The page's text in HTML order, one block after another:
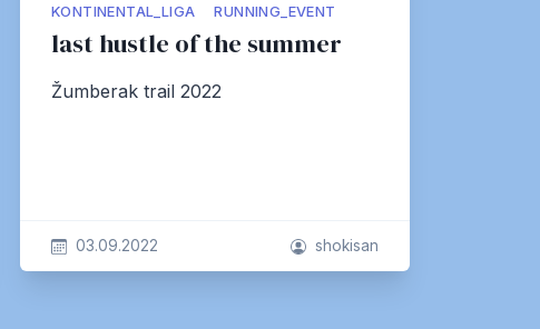
KONTINENTAL_LIGA RUNNING_EVENT
last hustle of the summer
Žumberak trail 2022
03.09.2022 shokisan